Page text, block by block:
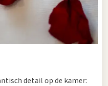
detail op de kamer: